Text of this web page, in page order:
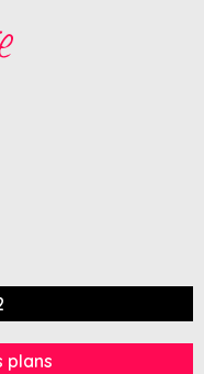
plans